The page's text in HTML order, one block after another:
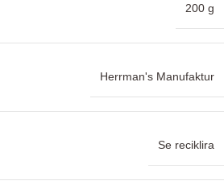
200 g
Herrman's Manufaktur
Se reciklira